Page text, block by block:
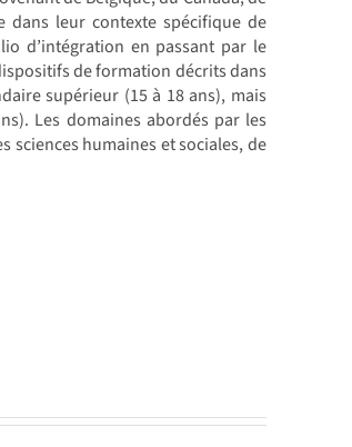
dans leur contexte spécifique de
d’intégration en passant par le
de formation décrits dans
supérieur (15 à 18 ans), mais
Les domaines abordés par les
sciences humaines et sociales, de